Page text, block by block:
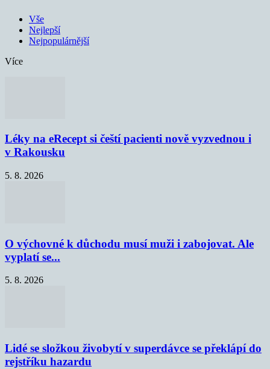
Vše
Nejlepší
Nejpopulárnější
Více
Léky na eRecept si čeští pacienti nově vyzvednou i
v Rakousku
5. 8. 2026
O výchovné k důchodu musí muži i zabojovat. Ale
vyplatí se...
5. 8. 2026
Lidé se složkou živobytí v superdávce se překlápí do
rejstříku hazardu